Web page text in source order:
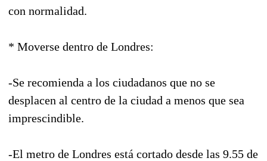
con normalidad.
* Moverse dentro de Londres:
-Se recomienda a los ciudadanos que no se
desplacen al centro de la ciudad a menos que sea
imprescindible.
-El metro de Londres está cortado desde las 9.55 de